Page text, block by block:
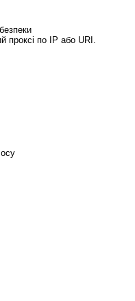
проксі по IP або URI.